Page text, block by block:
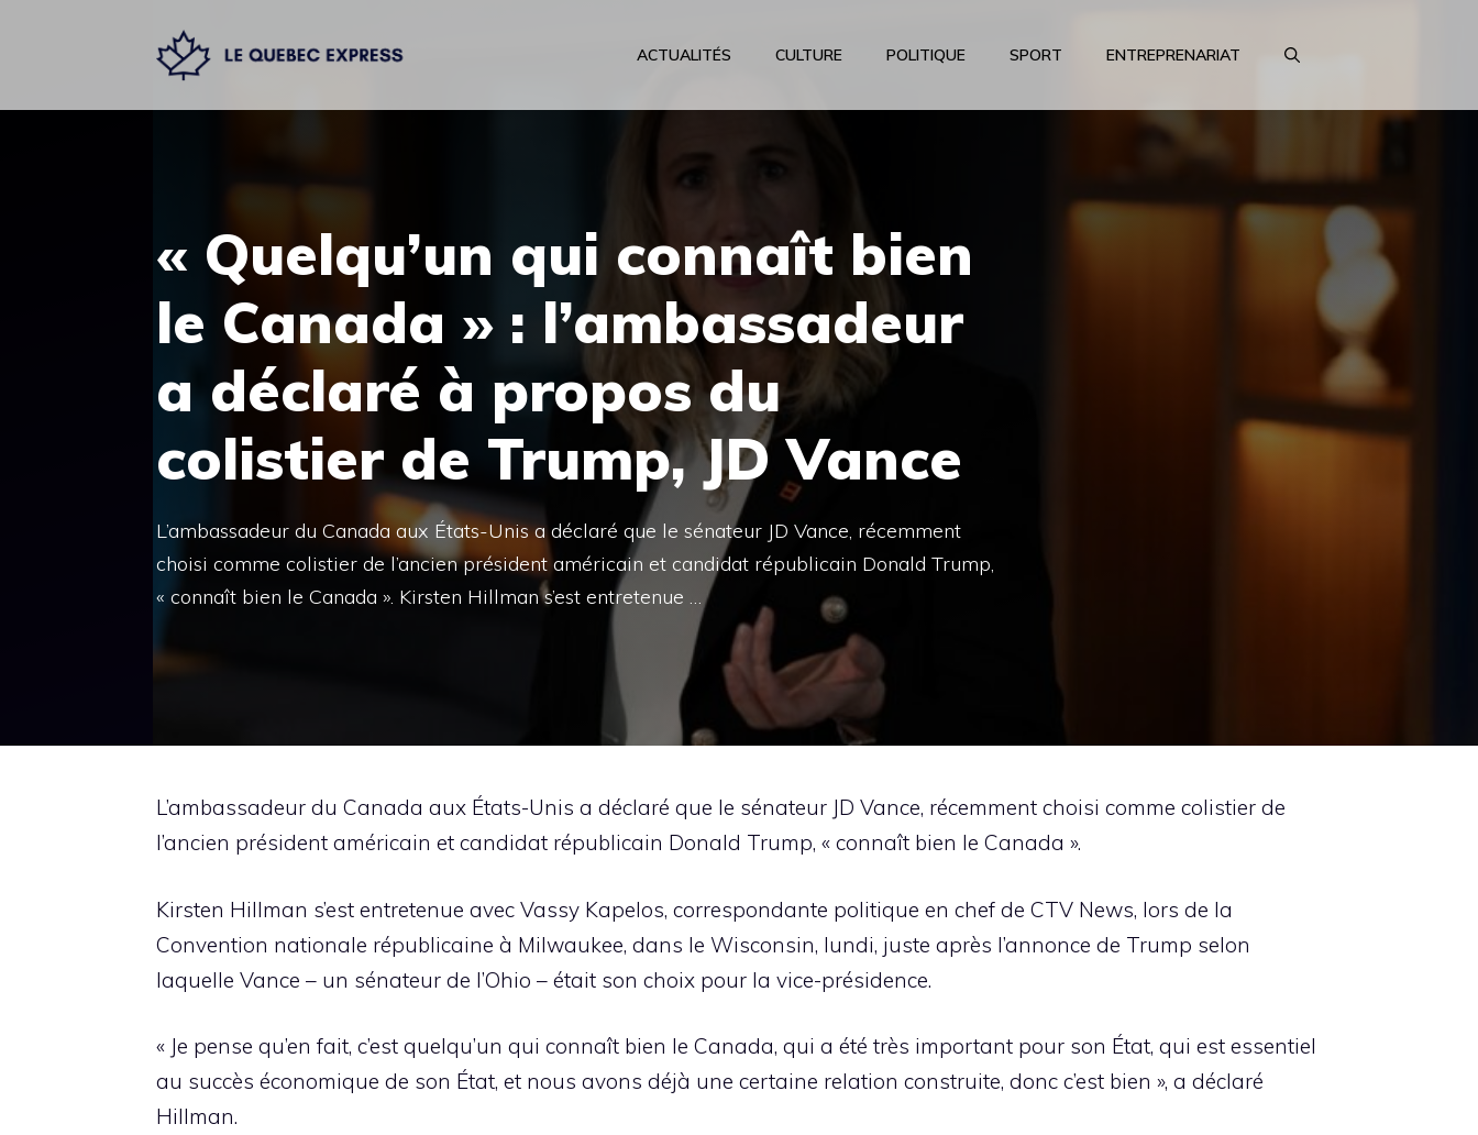
ACTUALITÉS CULTURE POLITIQUE SPORT ENTREPRENARIAT
« Quelqu’un qui connaît bien
le Canada » : l’ambassadeur
a déclaré à propos du
colistier de Trump, JD Vance
L’ambassadeur du Canada aux États-Unis a déclaré que le sénateur JD Vance, récemment
choisi comme colistier de l’ancien président américain et candidat républicain Donald Trump,
« connaît bien le Canada ». Kirsten Hillman s’est entretenue …
L’ambassadeur du Canada aux États-Unis a déclaré que le sénateur JD Vance, récemment choisi comme colistier de
l’ancien président américain et candidat républicain Donald Trump, « connaît bien le Canada ».
Kirsten Hillman s’est entretenue avec Vassy Kapelos, correspondante politique en chef de CTV News, lors de la
Convention nationale républicaine à Milwaukee, dans le Wisconsin, lundi, juste après l’annonce de Trump selon
laquelle Vance – un sénateur de l’Ohio – était son choix pour la vice-présidence.
« Je pense qu’en fait, c’est quelqu’un qui connaît bien le Canada, qui a été très important pour son État, qui est essentiel
au succès économique de son État, et nous avons déjà une certaine relation construite, donc c’est bien », a déclaré
Hillman.